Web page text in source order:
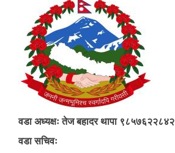
वडा अध्यक्षः तेज बहादर थापा ९८५७६२२८४२
वडा सचिवः